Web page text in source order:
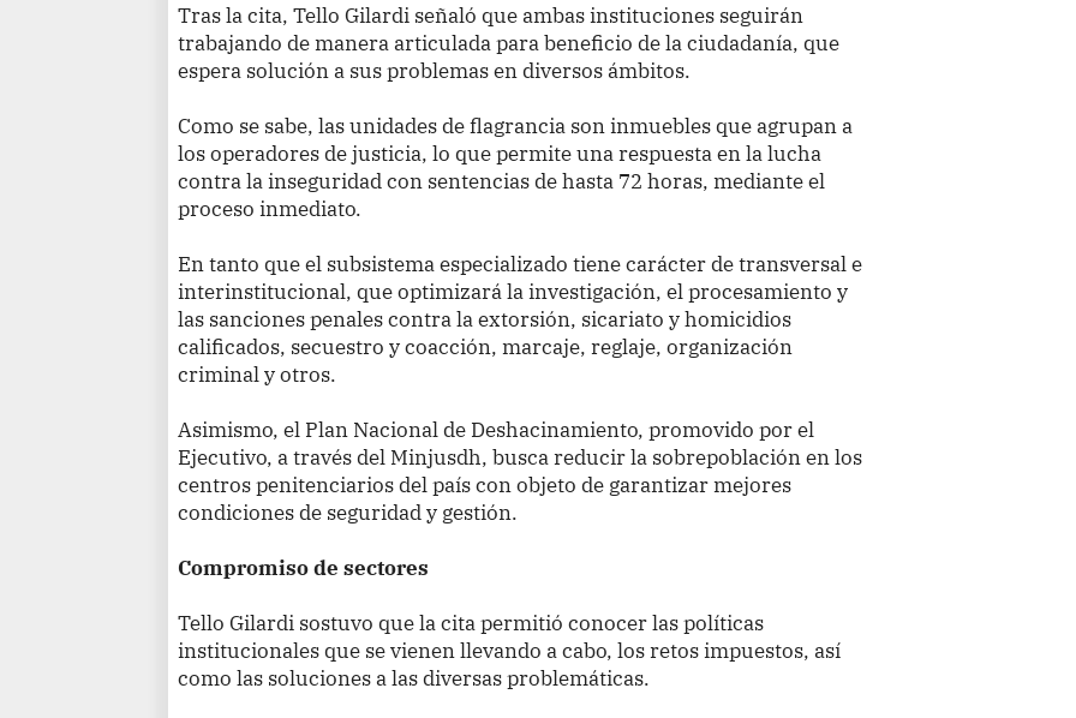
Tras la cita, Tello Gilardi señaló que ambas instituciones seguirán
trabajando de manera articulada para beneficio de la ciudadanía, que
espera solución a sus problemas en diversos ámbitos.
Como se sabe, las unidades de flagrancia son inmuebles que agrupan a
los operadores de justicia, lo que permite una respuesta en la lucha
contra la inseguridad con sentencias de hasta 72 horas, mediante el
proceso inmediato.
En tanto que el subsistema especializado tiene carácter de transversal e
interinstitucional, que optimizará la investigación, el procesamiento y
las sanciones penales contra la extorsión, sicariato y homicidios
calificados, secuestro y coacción, marcaje, reglaje, organización
criminal y otros.
Asimismo, el Plan Nacional de Deshacinamiento, promovido por el
Ejecutivo, a través del Minjusdh, busca reducir la sobrepoblación en los
centros penitenciarios del país con objeto de garantizar mejores
condiciones de seguridad y gestión.
Compromiso de sectores
Tello Gilardi sostuvo que la cita permitió conocer las políticas
institucionales que se vienen llevando a cabo, los retos impuestos, así
como las soluciones a las diversas problemáticas.